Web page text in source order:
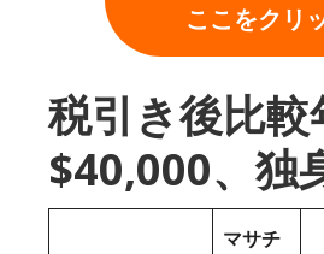
ここをクリ
税引き後比較
$40,000、独
マサチ